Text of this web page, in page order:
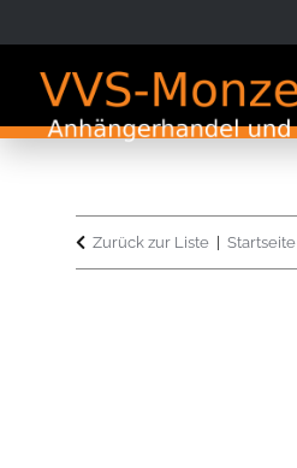
Zurück zur Liste Startseite